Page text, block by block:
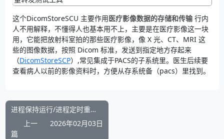
这个DicomStoreSCU 主要作用医疗影像数据的存储和传输行内
人不用解释，不懂得人也基本用不上，主要是在医疗影像这一块
用，它能把放射科室拍的那些医疗影像，像 X 光、CT、MRI 这
些的图像数据，按照 Dicom 标准，发送到指定地方存起来
（DicomStoreSCP）,常见集成于PACS的子系统里。医生后续要
查看病人以前的影像资料时，方便从存系统备（pacs）里找到。
进程保持运行/进程定时重启/未响应重启/异常弹窗处理/支持Windows7以上/进程监护
上一
篇
2026年02月03日